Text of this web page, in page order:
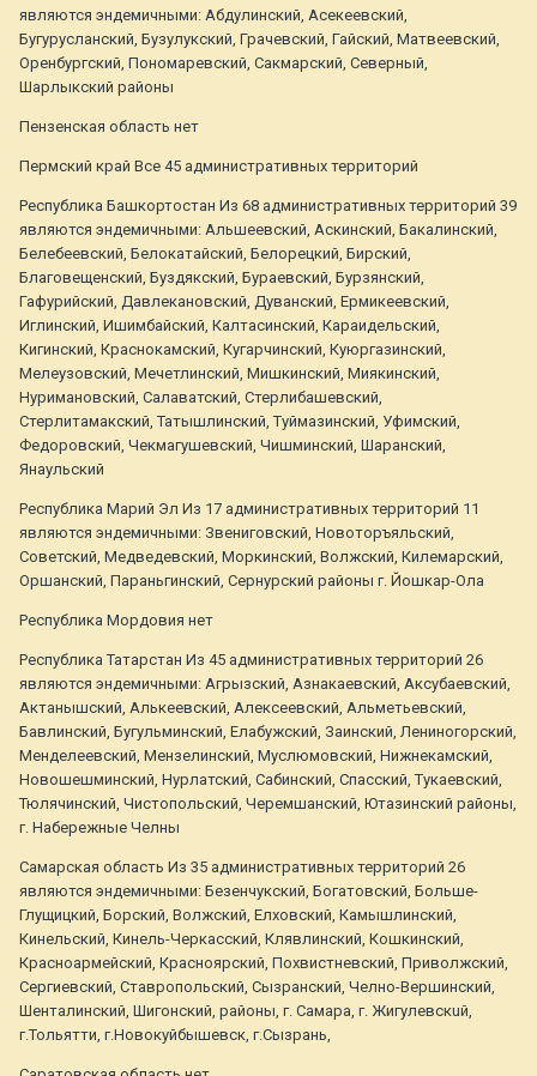
являются эндемичными: Абдулинский, Асекеевский,
Бугурусланский, Бузулукский, Грачевский, Гайский, Матвеевский,
Оренбургский, Пономаревский, Сакмарский, Северный,
Шарлыкский районы
Пензенская область нет
Пермский край Все 45 административных территорий
Республика Башкортостан Из 68 административных территорий 39
являются эндемичными: Альшеевский, Аскинский, Бакалинский,
Белебеевский, Белокатайский, Белорецкий, Бирский,
Благовещенский, Буздякский, Бураевский, Бурзянский,
Гафурийский, Давлекановский, Дуванский, Ермикеевский,
Иглинский, Ишимбайский, Калтасинский, Караидельский,
Кигинский, Краснокамский, Кугарчинский, Куюргазинский,
Мелеузовский, Мечетлинский, Мишкинский, Миякинский,
Нуримановский, Салаватский, Стерлибашевский,
Стерлитамакский, Татышлинский, Туймазинский, Уфимский,
Федоровский, Чекмагушевский, Чишминский, Шаранский,
Янаульский
Республика Марий Эл Из 17 административных территорий 11
являются эндемичными: Звениговский, Новоторъяльский,
Советский, Медведевский, Моркинский, Волжский, Килемарский,
Оршанский, Параньгинский, Сернурский районы г. Йошкар-Ола
Республика Мордовия нет
Республика Татарстан Из 45 административных территорий 26
являются эндемичными: Агрызский, Азнакаевский, Аксубаевский,
Актанышский, Алькеевский, Алексеевский, Альметьевский,
Бавлинский, Бугульминский, Елабужский, Заинский, Лениногорский,
Менделеевский, Мензелинский, Муслюмовский, Нижнекамский,
Новошешминский, Нурлатский, Сабинский, Спасский, Тукаевский,
Тюлячинский, Чистопольский, Черемшанский, Ютазинский районы,
г. Набережные Челны
Самарская область Из 35 административных территорий 26
являются эндемичными: Безенчукский, Богатовский, Больше-
Глущицкий, Борский, Волжский, Елховский, Камышлинский,
Кинельский, Кинель-Черкасский, Клявлинский, Кошкинский,
Красноармейский, Красноярский, Похвистневский, Приволжский,
Сергиевский, Ставропольский, Сызранский, Челно-Вершинский,
Шенталинский, Шигонский, районы, г. Самара, г. Жигулевскuй,
г.Тольятти, г.Новокуйбышевск, г.Сызрань,